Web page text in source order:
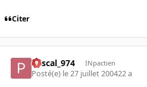
Citer
Pascal_974 INpactien
Posté(e) le 27 juillet 200422 a